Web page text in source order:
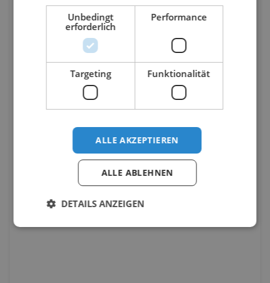
Unbedingt
erforderlich
Performance
Targeting Funktionalität
ALLE AKZEPTIEREN
ALLE ABLEHNEN
DETAILS ANZEIGEN